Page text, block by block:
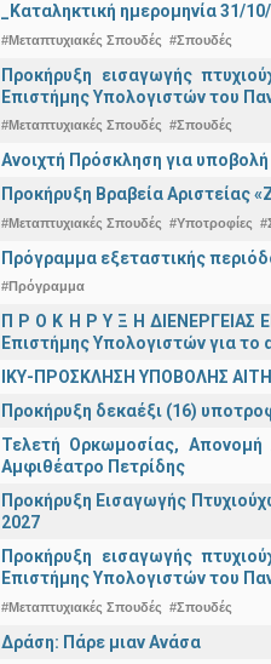
_Καταληκτική ημερομηνία 31/
#Μεταπτυχιακές Σπουδές #Σπουδές
Προκήρυξη εισαγωγής
Eπιστήμης Υπολογιστών του
#Μεταπτυχιακές Σπουδές #Σπουδές
Ανοιχτή Πρόσκληση για
Προκήρυξη Βραβεία Αριστείας
#Μεταπτυχιακές Σπουδές #Υποτροφίες
Πρόγραμμα εξεταστικής
#Πρόγραμμα
Π Ρ Ο Κ Η Ρ Υ Ξ Η ΔΙΕΝΕΡΓΕΙΑΣ
Επιστήμης Υπολογιστών για το
ΙΚΥ-ΠΡΟΣΚΛΗΣΗ ΥΠΟΒΟΛΗΣ
Προκήρυξη δεκαέξι (16)
Τελετή Ορκωμοσίας,
Αμφιθέατρο Πετρίδης
Προκήρυξη Εισαγωγής
2027
Προκήρυξη εισαγωγής
Eπιστήμης Υπολογιστών του
#Μεταπτυχιακές Σπουδές #Σπουδές
Δράση: Πάρε μιαν Ανάσα